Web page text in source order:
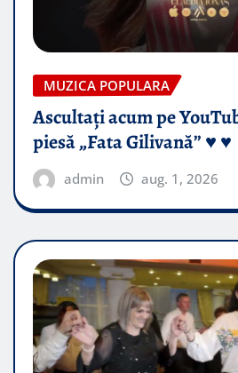
MUZICA POPULARA
Ascultați acum pe
piesă „Fata Gilivană” ♥️ ♥️
admin aug. 1, 2026